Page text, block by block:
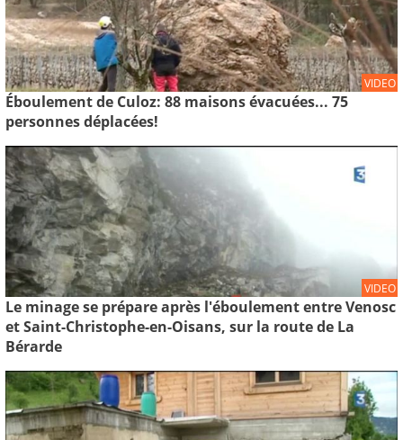
VIDEO
Éboulement de Culoz: 88 maisons évacuées... 75
personnes déplacées!
VIDEO
Le minage se prépare après l'éboulement entre Venosc
et Saint-Christophe-en-Oisans, sur la route de La
Bérarde